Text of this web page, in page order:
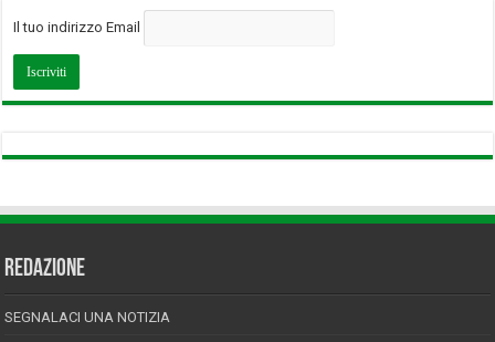
Il tuo indirizzo Email
REDAZIONE
SEGNALACI UNA NOTIZIA